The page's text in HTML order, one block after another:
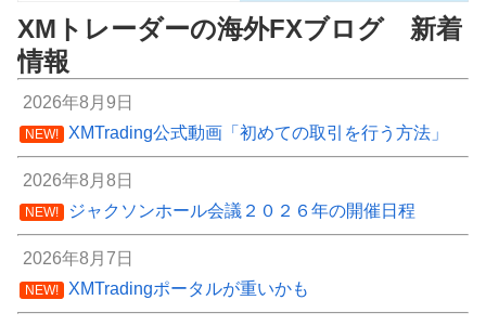
XMトレーダーの海外FXブログ 新着
情報
2026年8月9日
NEW! XMTrading公式動画「初めての取引を行う方法」
2026年8月8日
NEW! ジャクソンホール会議２０２６年の開催日程
2026年8月7日
NEW! XMTradingポータルが重いかも